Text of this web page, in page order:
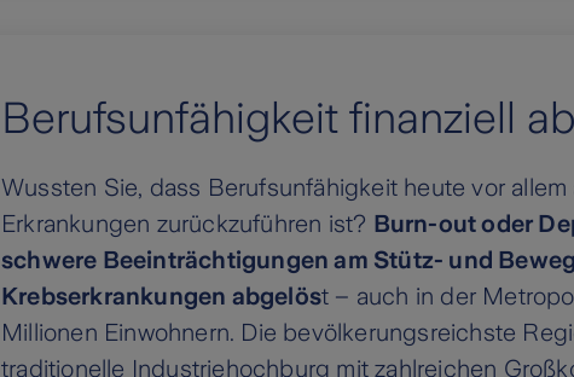
Berufsunfähigkeit finanziell
Wussten Sie, dass Berufsunfähigkeit heute vor
Erkrankungen zurückzuführen ist? Burn-out oder
schwere Beeinträchtigungen am Stütz- und
Krebserkrankungen abgelöst – auch in der
Millionen Einwohnern. Die bevölkerungsreichste
traditionelle Industriehochburg mit zahlreichen